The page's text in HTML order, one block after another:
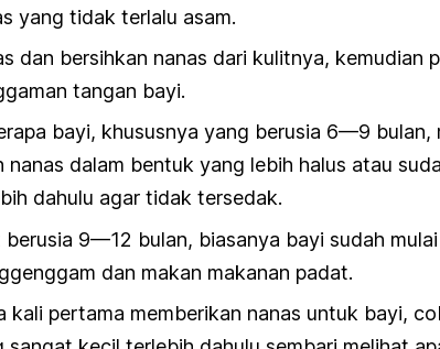
yang tidak terlalu asam.
dan bersihkan nanas dari kulitnya, kemudian
tangan bayi.
bayi, khususnya yang berusia 6—9 bulan,
nanas dalam bentuk yang lebih halus atau
dahulu agar tidak tersedak.
berusia 9—12 bulan, biasanya bayi sudah
dan makan makanan padat.
kali pertama memberikan nanas untuk bayi,